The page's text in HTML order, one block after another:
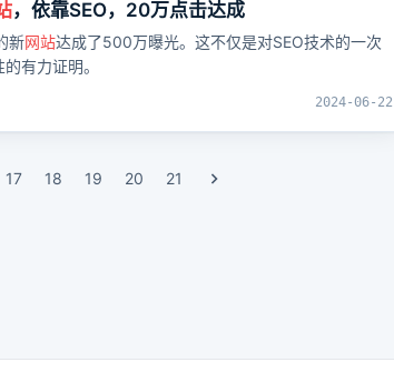
，依靠SEO，20万点击达成
新网站达成了500万曝光。这不仅是对SEO技术的一次
有力证明。
2024-06-22
17 18 19 20 21